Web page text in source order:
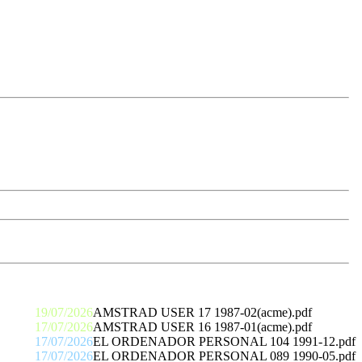
19/07/2026AMSTRAD USER 17 1987-02(acme).pdf
17/07/2026AMSTRAD USER 16 1987-01(acme).pdf
17/07/2026EL ORDENADOR PERSONAL 104 1991-12.pdf
17/07/2026EL ORDENADOR PERSONAL 089 1990-05.pdf